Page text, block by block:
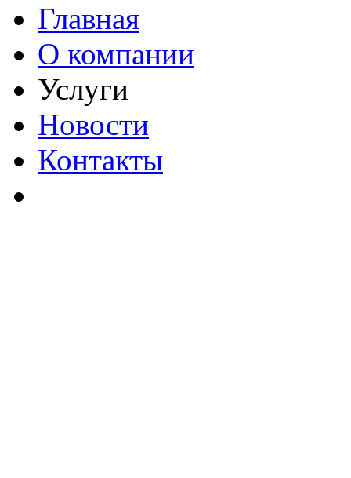
Главная
О компании
Услуги
Новости
Контакты